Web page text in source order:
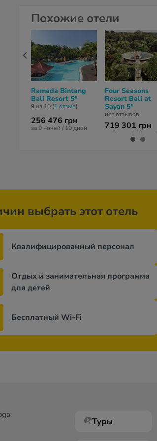
Похожие отели
Ramada Bintang
Bali Resort 5*
9 из 10 (1 отзыв)
256 476 грн
за 9 ночей / 10 дней
Four Seasons
Resort Bali at
Sayan 5*
нет отзывов
719 301 грн
за 8 ночей / 9 дней
выбрать этот отель
Квалифицированный персонал
Отдых и занимательная программа
для детей
Бесплатный Wi-Fi
Туры